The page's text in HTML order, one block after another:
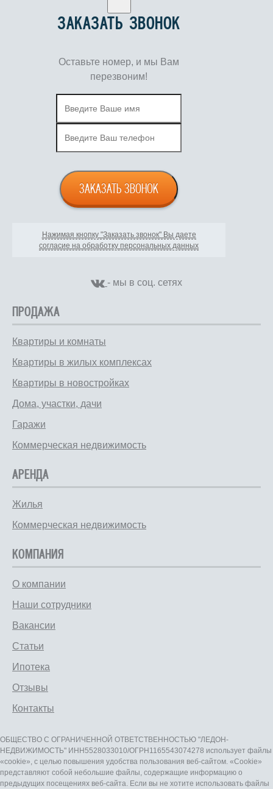
ЗАКАЗАТЬ ЗВОНОК
Оставьте номер, и мы Вам
перезвоним!
ЗАКАЗАТЬ ЗВОНОК
Нажимая кнопку "Заказать звонок" Вы даете
согласие на обработку персональных данных
- мы в соц. сетях
ПРОДАЖА
Квартиры и комнаты
Квартиры в жилых комплексах
Квартиры в новостройках
Дома, участки, дачи
Гаражи
Коммерческая недвижимость
АРЕНДА
Жилья
Коммерческая недвижимость
КОМПАНИЯ
О компании
Наши сотрудники
Вакансии
Статьи
Ипотека
Отзывы
Контакты
ОБЩЕСТВО С ОГРАНИЧЕННОЙ ОТВЕТСТВЕННОСТЬЮ "ЛЕДОН-
НЕДВИЖИМОСТЬ" ИНН5528033010/ОГРН1165543074278 использует файлы
«cookie», с целью повышения удобства пользования веб-сайтом. «Cookie»
представляют собой небольшие файлы, содержащие информацию о
предыдущих посещениях веб-сайта. Если вы не хотите использовать файлы